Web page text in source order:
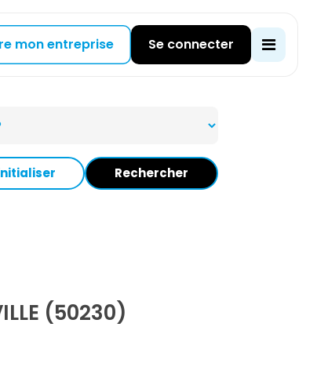
mon entreprise Se connecter
Rechercher
(50230)